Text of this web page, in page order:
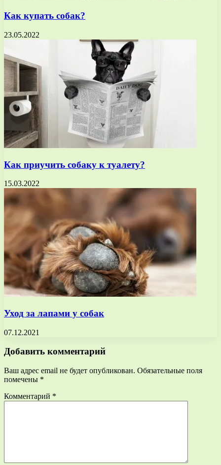
Как купать собак?
23.05.2022
Как приучить собаку к туалету?
15.03.2022
Уход за лапами у собак
07.12.2021
Добавить комментарий
Ваш адрес email не будет опубликован. Обязательные поля
помечены *
Комментарий *